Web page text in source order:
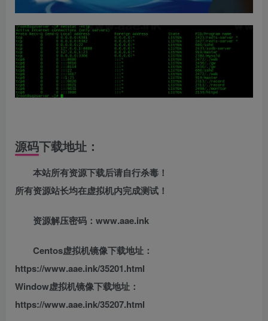
源码下载地址：
本站所有资源下载后请自行杀毒！
所有资源站长均在虚拟机内完成测试！
资源解压密码：www.aae.ink
Centos虚拟机镜像下载地址：
https://www.aae.ink/35201.html
Window虚拟机镜像下载地址：
https://www.aae.ink/35207.html